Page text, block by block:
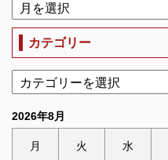
カテゴリー
2026年8月
月 火 水